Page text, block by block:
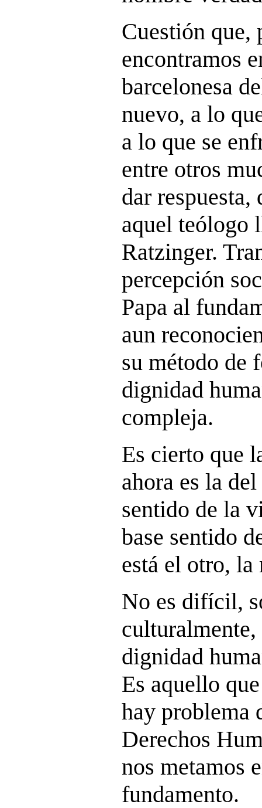
Cuestión que,
encontramos
barcelonesa
nuevo, a lo
a lo que se
entre otros
dar
aquel teólogo
Ratzinger.
percepción
Papa al
aun
su método de
dignidad
compleja.
Es cierto que
ahora es la
sentido de la
base sentido
está el otro, la
No es difícil,
dignidad
Es aquello
hay problema
Derechos
nos metamos
fundamento.